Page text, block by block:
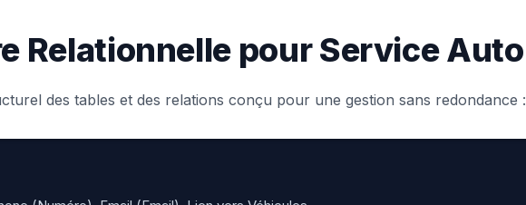
Relationnelle pour Service Auto
des tables et des relations conçu pour une gestion sans redondance :